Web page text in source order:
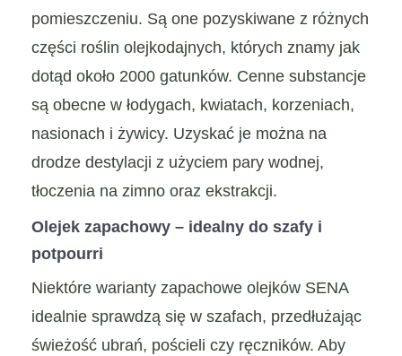
pomieszczeniu. Są one pozyskiwane z różnych
części roślin olejkodajnych, których znamy jak
dotąd około 2000 gatunków. Cenne substancje
są obecne w łodygach, kwiatach, korzeniach,
nasionach i żywicy. Uzyskać je można na
drodze destylacji z użyciem pary wodnej,
tłoczenia na zimno oraz ekstrakcji.
Olejek zapachowy – idealny do szafy i
potpourri
Niektóre warianty zapachowe olejków SENA
idealnie sprawdzą się w szafach, przedłużając
świeżość ubrań, pościeli czy ręczników. Aby